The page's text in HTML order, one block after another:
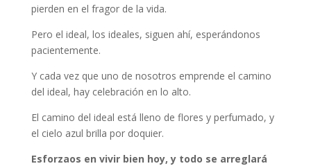
pierden en el fragor de la vida.
Pero el ideal, los ideales, siguen ahí, esperándonos
pacientemente.
Y cada vez que uno de nosotros emprende el camino
del ideal, hay celebración en lo alto.
El camino del ideal está lleno de flores y perfumado, y
el cielo azul brilla por doquier.
Esforzaos en vivir bien hoy, y todo se arreglará